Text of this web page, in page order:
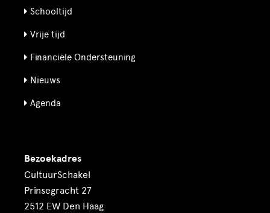
Schooltijd
Vrije tijd
Financiële Ondersteuning
Nieuws
Agenda
Bezoekadres
CultuurSchakel
Prinsegracht 27
2512 EW Den Haag